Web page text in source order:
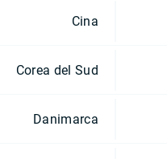
Cina
Corea del Sud
Danimarca